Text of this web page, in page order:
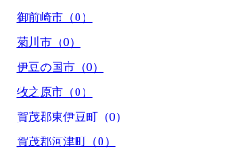
御前崎市（0）
菊川市（0）
伊豆の国市（0）
牧之原市（0）
賀茂郡東伊豆町（0）
賀茂郡河津町（0）